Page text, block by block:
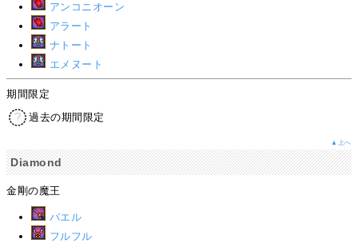
アンコニオーン
アラート
ナトート
エメヌート
期間限定
過去の期間限定
▲上へ
Diamond
金剛の魔王
バエル
フルフル